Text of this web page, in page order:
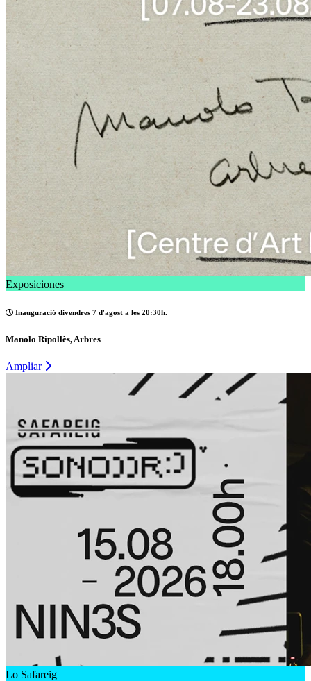
Exposiciones
Inauguració divendres 7 d'agost a les 20:30h.
Manolo Ripollès, Arbres
Ampliar
Lo Safareig